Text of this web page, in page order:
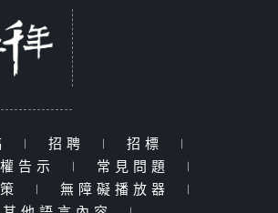
| 招聘 | 招標
|
告示
| 常見問題
|
| 無障礙播放器
|